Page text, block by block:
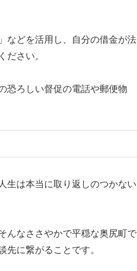
などを活用し、自分の借金が法
ださい。
恐ろしい督促の電話や郵便物
生は本当に取り返しのつかない
んなささやかで平穏な奥尻町で
に繋がることです。